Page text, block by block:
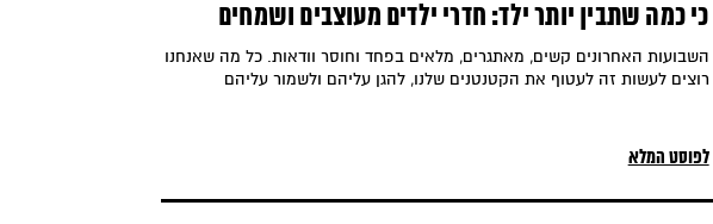
כי כמה שתבין יותר ילד: חדרי ילדים מעוצבים ושמחים
להשראה
השבועות האחרונים קשים, מאתגרים, מלאים בפחד וחוסר וודאות. כל מה שאנחנו
רוצים לעשות זה לעטוף את הקטנטנים שלנו, להגן עליהם ולשמור עליהם
לפוסט המלא